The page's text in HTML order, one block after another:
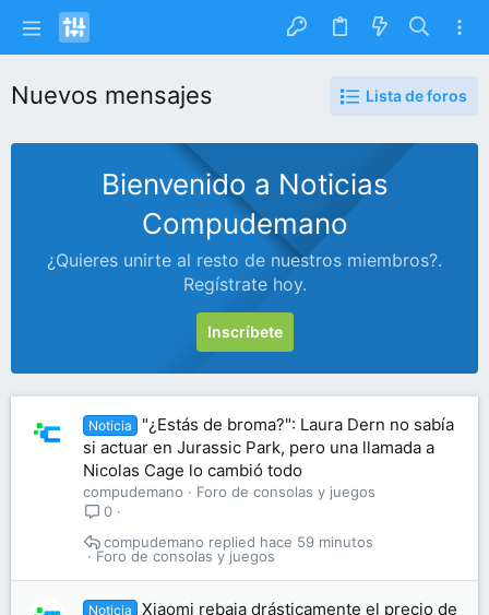
Nuevos mensajes Lista de foros
Bienvenido a Noticias
Compudemano
¿Quieres unirte al resto de nuestros miembros?.
Regístrate hoy.
Inscríbete
Noticia
"¿Estás de broma?": Laura Dern no sabía
si actuar en Jurassic Park, pero una llamada a
Nicolas Cage lo cambió todo
compudemano
Foro de consolas y juegos
0
Foro de consolas y juegos
hace 59 minutos
compudemano
Noticia
Xiaomi rebaja drásticamente el precio de